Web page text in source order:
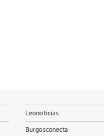
Leonoticias
Burgosconecta